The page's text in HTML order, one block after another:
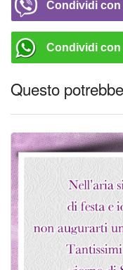
Condividi con
Condividi con
Questo